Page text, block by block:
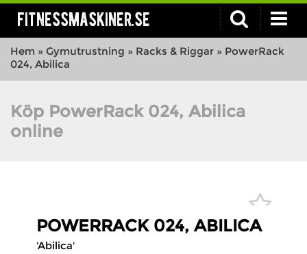
fitnessmaskiner.se
Hem » Gymutrustning » Racks & Riggar » PowerRack
024, Abilica
Köp PowerRack 024, Abilica
online
POWERRACK 024, ABILICA
'Abilica'